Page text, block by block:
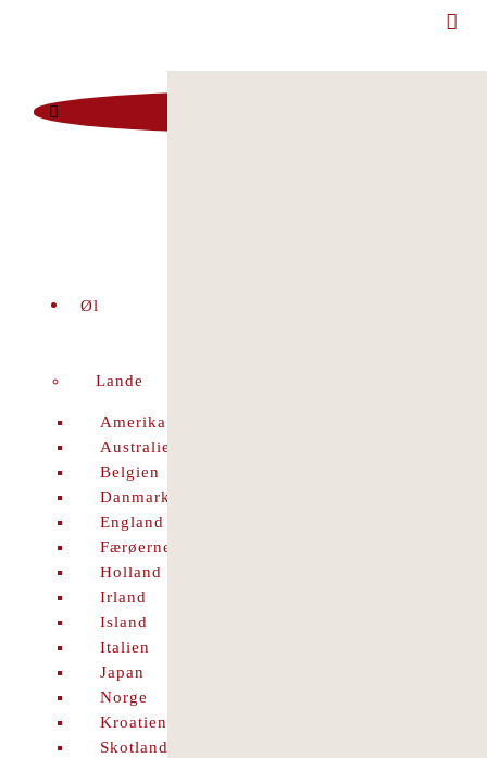
facebook
Øl
Lande
Amerika
Australien
Belgien
Danmark
England
Færøerne
Holland
Irland
Island
Italien
Japan
Norge
Kroatien
Skotland